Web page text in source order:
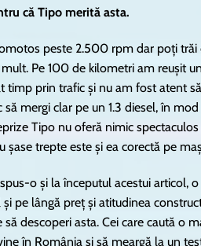
că Tipo merită asta.
peste 2.500 rpm dar poți trăi
Pe 100 de kilometri am reușit
prin trafic și nu am fost atent
mergi clar pe un 1.3 diesel, în
Tipo nu oferă nimic
trepte este și ea corectă pe
o și la începutul acestui articol,
pe lângă preț și atitudinea
descoperi asta. Cei care caută o
în România și să meargă la un